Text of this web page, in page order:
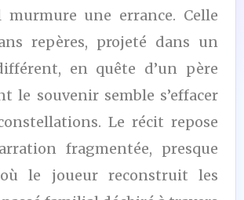
murmure une errance. Celle
repères, projeté dans un
en quête d’un père
le souvenir semble s’effacer
Le récit repose
fragmentée, presque
le joueur reconstruit les